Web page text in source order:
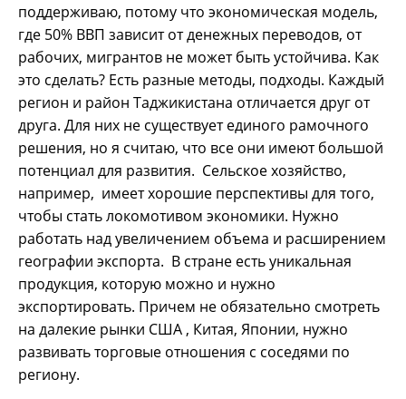
поддерживаю, потому что экономическая модель,
где 50% ВВП зависит от денежных переводов, от
рабочих, мигрантов не может быть устойчива. Как
это сделать? Есть разные методы, подходы. Каждый
регион и район Таджикистана отличается друг от
друга. Для них не существует единого рамочного
решения, но я считаю, что все они имеют большой
потенциал для развития. Сельское хозяйство,
например, имеет хорошие перспективы для того,
чтобы стать локомотивом экономики. Нужно
работать над увеличением объема и расширением
географии экспорта. В стране есть уникальная
продукция, которую можно и нужно
экспортировать. Причем не обязательно смотреть
на далекие рынки США , Китая, Японии, нужно
развивать торговые отношения с соседями по
региону.